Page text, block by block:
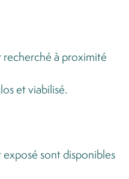
à proximité
et viabilisé.
sont disponibles